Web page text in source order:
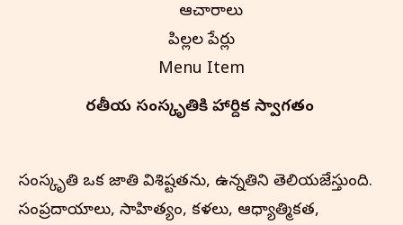
ఆచారాలు
పిల్లల పేర్లు
Menu Item
భారతీయ సంస్కృతి‌కి హార్దిక స్వాగతం
సంస్కృతి ఒక జాతి విశిష్టతను, ఉన్నతిని తెలియజేస్తుంది.
సంప్రదాయాలు, సాహిత్యం, కళలు, ఆధ్యాత్మికత,